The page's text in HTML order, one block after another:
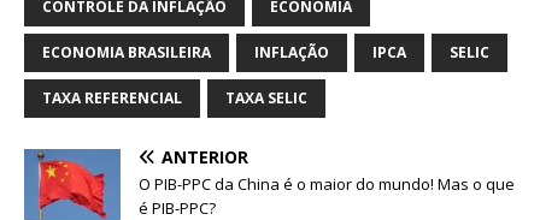
e
b
o
o
k
s
A
p
p
te
r
y
n
k
e
CONTROLE DA INFLAÇÃO ECONOMIA
ECONOMIA BRASILEIRA INFLAÇÃO IPCA SELIC
TAXA REFERENCIAL TAXA SELIC
ANTERIOR
O PIB-PPC da China é o maior do mundo! Mas o que
é PIB-PPC?